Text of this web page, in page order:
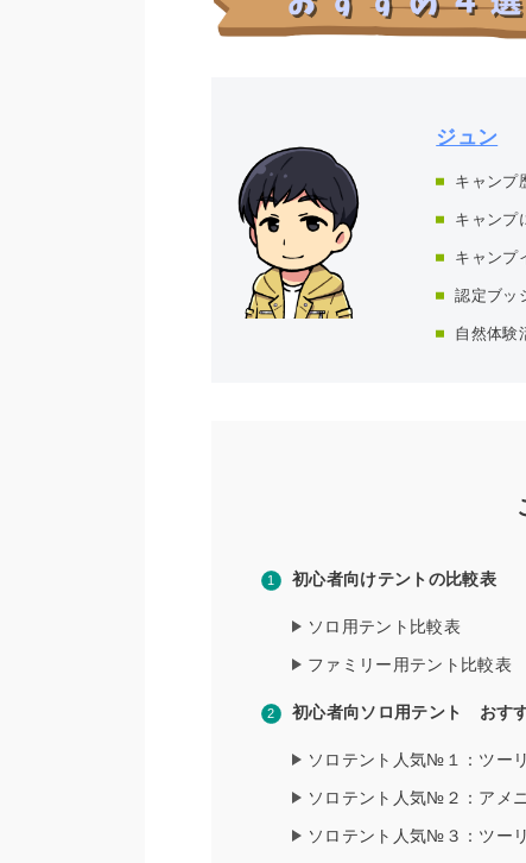
ジュン
キャンプ
キャンプ
キャンプ
認定ブッ
自然体験
初心者向けテントの比較表
ソロ用テント比較表
ファミリー用テント比較表
初心者向ソロ用テント おす
ソロテント人気№１：ツー
ソロテント人気№２：アメ
ソロテント人気№３：ツー